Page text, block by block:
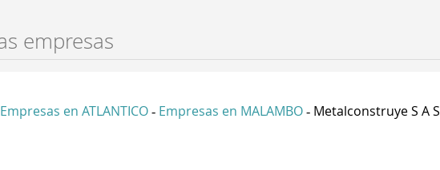
Empresas en ATLANTICO - Empresas en MALAMBO - Metalconstruye S A S